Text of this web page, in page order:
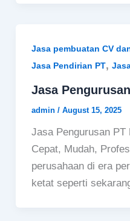
Jasa pembuatan CV
Jasa Pendirian PT,
Jasa
admin / August 15, 2025
Jasa Pengurusan PT
Cepat, Mudah,
perusahaan di era
ketat seperti